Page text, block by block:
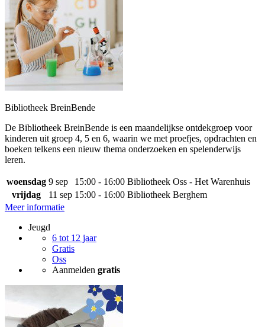
Bibliotheek BreinBende
De Bibliotheek BreinBende is een maandelijkse ontdekgroep voor
kinderen uit groep 4, 5 en 6, waarin we met proefjes, opdrachten en
boeken telkens een nieuw thema onderzoeken en spelenderwijs
leren.
woensdag 9 sep 15:00 - 16:00 Bibliotheek Oss - Het Warenhuis
vrijdag
11 sep 15:00 - 16:00 Bibliotheek Berghem
Meer informatie
Jeugd
6 tot 12 jaar
Gratis
Oss
Aanmelden gratis